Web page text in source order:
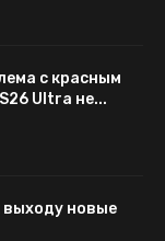
с красным
Ultra не...
выходу новые